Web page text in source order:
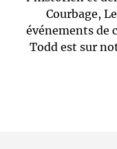
Courbage,
événements de
Todd est sur